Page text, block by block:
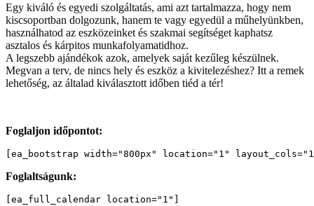
Egy kiváló és egyedi szolgáltatás, ami azt tartalmazza, hogy nem
kiscsoportban dolgozunk, hanem te vagy egyedül a műhelyünkben,
használhatod az eszközeinket és szakmai segítséget kaphatsz
asztalos és kárpitos munkafolyamatidhoz.
A legszebb ajándékok azok, amelyek saját kezűleg készülnek.
Megvan a terv, de nincs hely és eszköz a kivitelezéshez? Itt a remek
lehetőség, az általad kiválasztott időben tiéd a tér!
Foglaljon időpontot:
[ea_bootstrap width="800px" location="1"
Foglaltságunk:
[ea_full_calendar location="1"]